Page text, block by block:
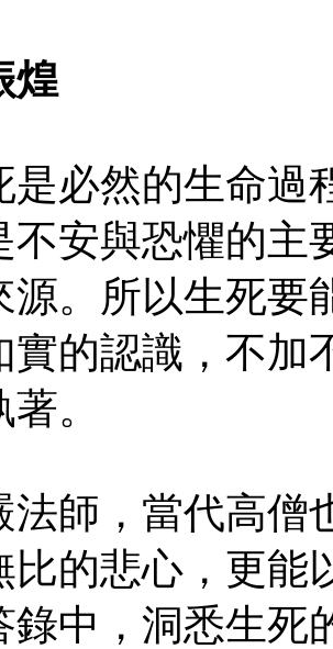
然的生命過
不安與恐懼的主
源。所以生死要
實的認識，不加
。
，當代高僧
比的悲心，更能
錄中，洞悉生死